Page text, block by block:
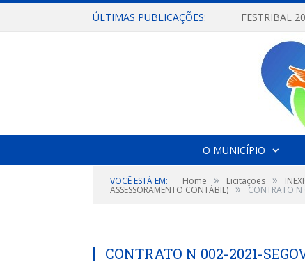
ÚLTIMAS PUBLICAÇÕES:
O MUNICÍPIO
VOCÊ ESTÁ EM: Home » Licitações »
ASSESSORAMENTO CONTÁBIL) » CONTRATO N
CONTRATO N 002-2021-